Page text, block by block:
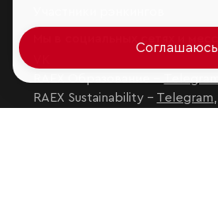
RAEX Sustainability – Telegram
Соглашаюсь